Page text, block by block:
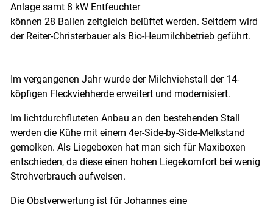
Anlage samt 8 kW Entfeuchter
können 28 Ballen zeitgleich belüftet werden. Seitdem wird
der Reiter-Christerbauer als Bio-Heumilchbetrieb geführt.
Im vergangenen Jahr wurde der Milchviehstall der 14-
köpfigen Fleckviehherde erweitert und modernisiert.
Im lichtdurchfluteten Anbau an den bestehenden Stall
werden die Kühe mit einem 4er-Side-by-Side-Melkstand
gemolken. Als Liegeboxen hat man sich für Maxiboxen
entschieden, da diese einen hohen Liegekomfort bei wenig
Strohverbrauch aufweisen.
Die Obstverwertung ist für Johannes eine